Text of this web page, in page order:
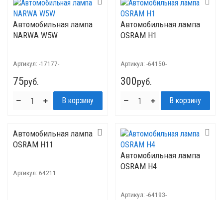
Автомобильная лампа
NARWA W5W
Артикул: -17177-
75руб.
Автомобильная лампа
OSRAM H1
Артикул: -64150-
300руб.
Автомобильная лампа
OSRAM H11
Артикул: 64211
Автомобильная лампа
OSRAM H4
Артикул: -64193-